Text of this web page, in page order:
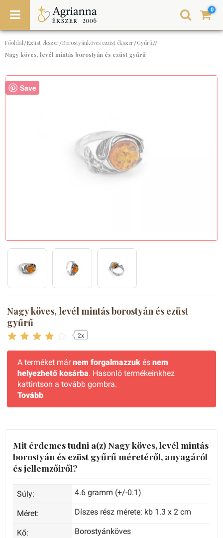
0
Főoldal/Ezüst ékszer/Borostyánköves ezüst ékszer/Gyűrű//
Nagy köves, levél mintás borostyán és ezüst gyűrű
Save
Nagy köves, levél mintás borostyán és ezüst
gyűrű
2x
A terméket márnem forgalmazzuk és nem
helyezhető kosárba. Hasonló termékeinkhez
kattintson a tovább gombra.
Tovább
Mit érdemes tudni a(z) Nagy köves, levél mintás
borostyán és ezüst gyűrű méretéről, anyagáról
és jellemzőiről?
Súly: 4.6 gramm (+/-0.1)
Méret: Díszes rész mérete: kb 1.3 x 2 cm
Kő: Borostyánköves